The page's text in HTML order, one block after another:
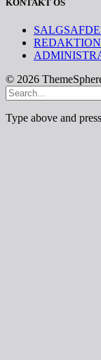
KONTAKT OS
© 2026
Type above and press